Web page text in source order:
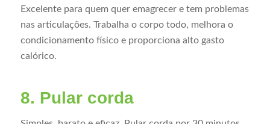
Excelente para quem quer emagrecer e tem problemas
nas articulações. Trabalha o corpo todo, melhora o
condicionamento físico e proporciona alto gasto
calórico.
8. Pular corda